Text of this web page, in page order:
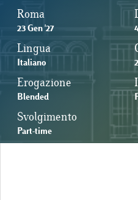
News & Eventi
Operation & Students’
E-Learning
Roma
23 Gen '27
Lingua
Italiano
Erogazione
Blended
Svolgimento
Part-time